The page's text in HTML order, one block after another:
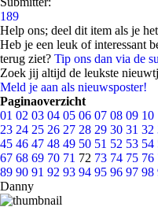
189
Help ons; deel dit item als je
Heb je een leuk of interessant
terug ziet? Tip ons dan via de
Zoek jij altijd de leukste
Meld je aan als nieuwsposter!
Paginaoverzicht
01 02 03 04 05 06 07 08 09 10
23 24 25 26 27 28 29 30 31 32
45 46 47 48 49 50 51 52 53 54
67 68 69 70 71 72 73 74 75 76
89 90 91 92 93 94 95 96 97 98
Danny